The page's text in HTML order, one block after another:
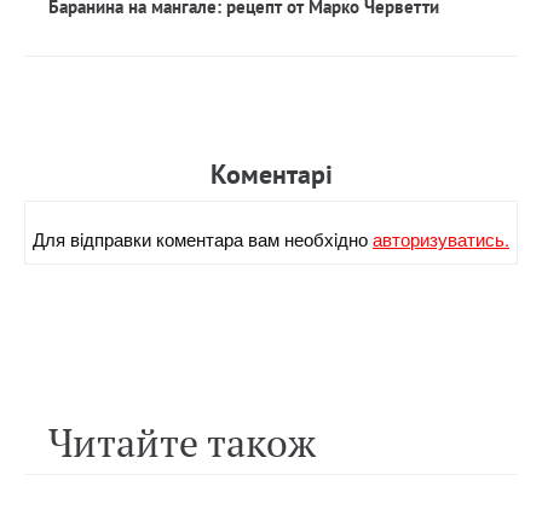
Баранина на мангале: рецепт от Марко Черветти
Коментарi
Для вiдправки коментара вам необхiдноавторизуватись.
Читайте також